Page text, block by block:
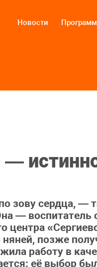
Новости
зову сердца, —
— воспитатель
центра
позже
работу в
её выбор